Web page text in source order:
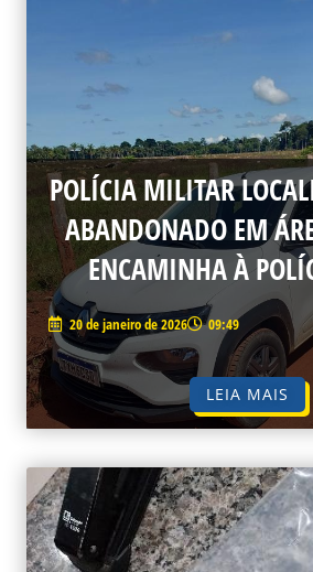
POLÍCIA MILITAR
ABANDONADO EM
ENCAMINHA À
20 de janeiro de 2026 09:49
LEIA MAIS